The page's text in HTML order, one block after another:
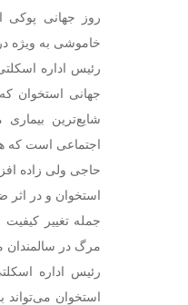
روز جهانی پوکی
خاموشی به ویژه
رئیس اداره
شایع‌ترین
اجتماعی است که
حاجی ولی زاده
استخوان و در اثر
جمله تغییر
مرگ در سالمندان
رئیس اداره
استخوان